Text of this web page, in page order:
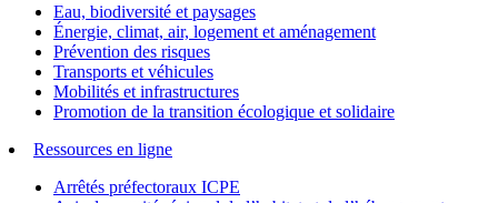
Eau, biodiversité et paysages
Énergie, climat, air, logement et aménagement
Prévention des risques
Transports et véhicules
Mobilités et infrastructures
Promotion de la transition écologique et solidaire
Ressources en ligne
Arrêtés préfectoraux ICPE